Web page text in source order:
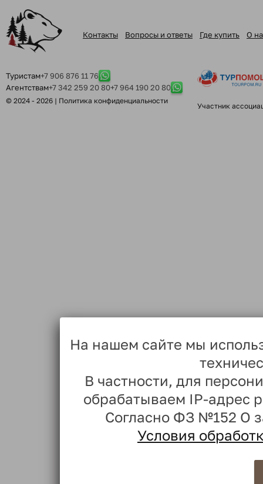
Контакты Вопросы и ответы Где купить О
Туристам+7 906 876 11 76
Агентствам+7 342 259 20 80+7 964 190 20 80
© 2024 - 2026 | Политика конфиденциальности
Участник
На нашем сайте мы
В частности, для
обрабатываем IP-адрес
Согласно ФЗ №152 О
Условия